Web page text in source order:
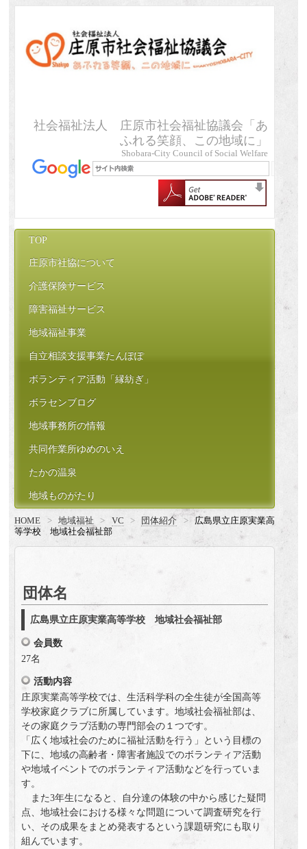
社会福祉法人 庄原市社会福祉協議会「あ
ふれる笑顔、この地域に」
Shobara-City Council of Social Welfare
TOP
庄原市社協について
介護保険サービス
障害福祉サービス
地域福祉事業
自立相談支援事業たんぽぽ
ボランティア活動「縁紡ぎ」
ボラセンブログ
地域事務所の情報
共同作業所ゆめのいえ
たかの温泉
地域ものがたり
HOME > 地域福祉 > VC > 団体紹介 > 広島県立庄原実業高
等学校 地域社会福祉部
団体名
広島県立庄原実業高等学校 地域社会福祉部
会員数
27名
活動内容
庄原実業高等学校では、生活科学科の全生徒が全国高等
学校家庭クラブに所属しています。地域社会福祉部は、
その家庭クラブ活動の専門部会の１つです。
「広く地域社会のために福祉活動を行う」という目標の
下に、地域の高齢者・障害者施設でのボランティア活動
や地域イベントでのボランティア活動などを行っていま
す。
また3年生になると、自分達の体験の中から感じた疑問
点、地域社会における様々な問題について調査研究を行
い、その成果をまとめ発表するという課題研究にも取り
組んでいます。